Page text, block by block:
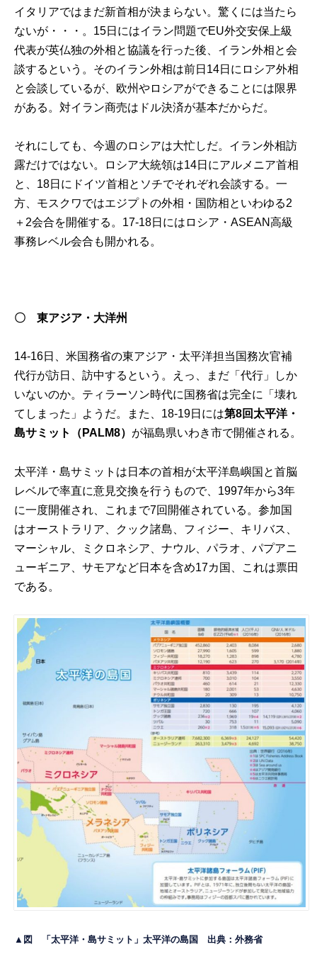
イタリアではまだ新首相が決まらない。驚くには当たら
ないが・・・。15日にはイラン問題でEU外交安保上級
代表が英仏独の外相と協議を行った後、イラン外相と会
談するという。そのイラン外相は前日14日にロシア外相
と会談しているが、欧州やロシアができることには限界
がある。対イラン商売はドル決済が基本だからだ。
それにしても、今週のロシアは大忙しだ。イラン外相訪
露だけではない。ロシア大統領は14日にアルメニア首相
と、18日にドイツ首相とソチでそれぞれ会談する。一
方、モスクワではエジプトの外相・国防相といわゆる2
＋2会合を開催する。17-18日にはロシア・ASEAN高級
事務レベル会合も開かれる。
〇 東アジア・大洋州
14-16日、米国務省の東アジア・太平洋担当国務次官補
代行が訪日、訪中するという。えっ、まだ「代行」しか
いないのか。ティラーソン時代に国務省は完全に「壊れ
てしまった」ようだ。また、18-19日には第8回太平洋・
島サミット（PALM8） が福島県いわき市で開催される。
太平洋・島サミットは日本の首相が太平洋島嶼国と首脳
レベルで率直に意見交換を行うもので、1997年から3年
に一度開催され、これまで7回開催されている。参加国
はオーストラリア、クック諸島、フィジー、キリバス、
マーシャル、ミクロネシア、ナウル、パラオ、パプアニ
ューギニア、サモアなど日本を含め17カ国、これは票田
である。
▲図 「太平洋・島サミット」太平洋の島国 出典：外務省